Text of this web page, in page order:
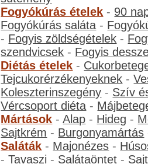
Fogyókúrás ételek - 90
Fogyókúrás saláta -
- Fogyis zöldségételek -
szendvicsek - Fogyis
Diétás ételek -
Tejcukorérzékenyeknek -
Koleszterinszegény - Szív
Vércsoport diéta -
Mártások -Alap - Hideg -
Sajtkrém - Burgonyamártás
Saláták - Majonézes -
-Tavaszi - Salátaöntet -